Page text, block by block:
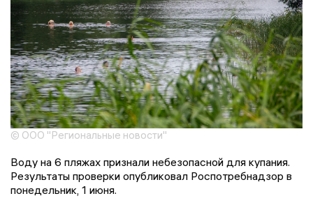
© ООО "Региональные новости"
Воду на 6 пляжах признали небезопасной для купания.
Результаты проверки опубликовал Роспотребнадзор в
понедельник, 1 июня.